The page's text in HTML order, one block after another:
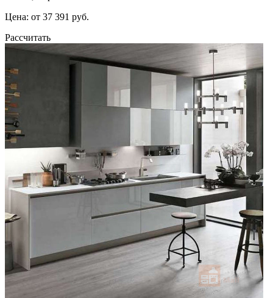
Цена: от 37 391 руб.
Рассчитать